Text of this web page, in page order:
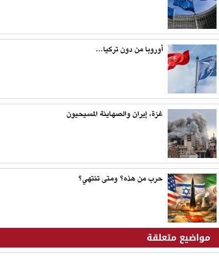
أوروبا من دون تركيا...
غزة، إيران والصهاينة المسيحيون
حرب من هذه؟ ومتى تنتهي؟
مواضيع متعلقة